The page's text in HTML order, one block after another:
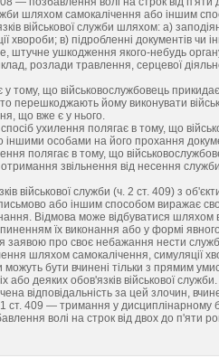
шляхом самокалічення або іншим
військової служби шляхом: а)
хвороби; в) підробленні документів чи
штучне ушкодження якого-небудь
розлади травлення, серцевої
тому, що військовослужбовець
перешкоджають йому виконувати
що вже є у нього.
ухилення полягає в тому, що
особами на його прохання
полягає в тому, що
звільнення від несення
військової служби (ч. 2 ст. 409) з
або іншим способом виражає
Відмова може відбуватися шляхом
їх виконання або у формі
заявою про своє небажання нести
шляхом самокалічення, симуляції
можуть бути вчинені тільки з прямим
або деяких обов'язків військової служби.
відповідальність за цей злочин,
ст. 409 — тримання у дисциплінарному
волі на строк від двох до п'яти